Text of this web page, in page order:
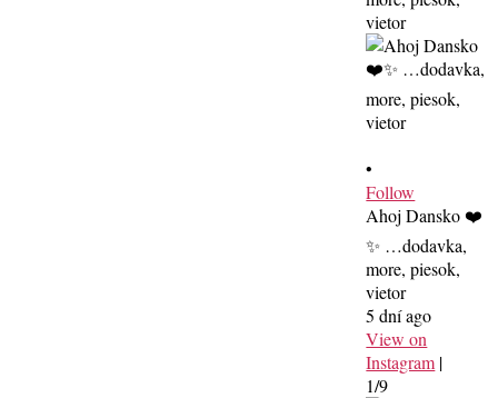
•
Follow
Ahoj Dansko ❤️
✨ …dodavka,
more, piesok,
vietor
5 dní ago
View on
Instagram |
1/9